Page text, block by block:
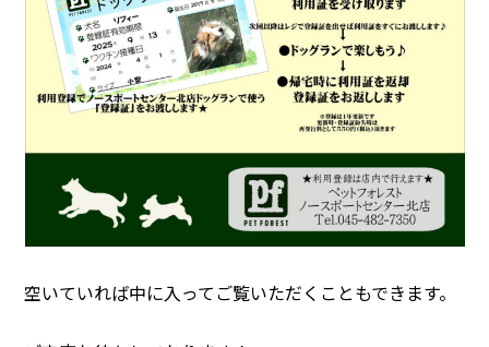
空いていれば中に入ってご覧いただくこともできます。